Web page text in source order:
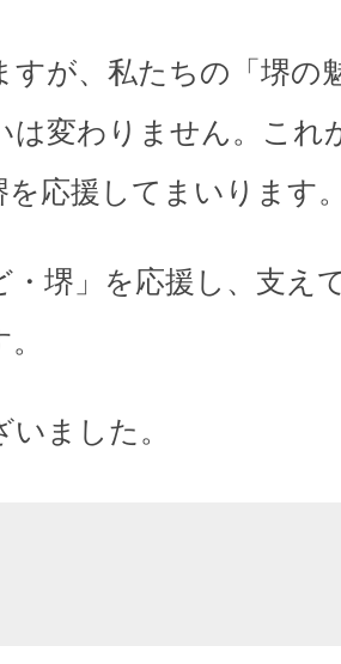
すが、私たちの「堺の
は変わりません。こ
応援してまいります。
・堺」を応援し、支え
ました。